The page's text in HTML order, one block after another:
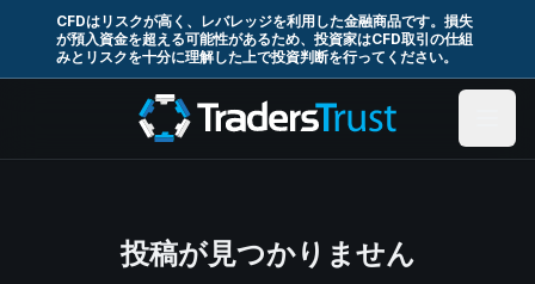
CFDはリスクが高く、レバレッジを利用した金融商品です。損失
が預入資金を超える可能性があるため、投資家はCFD取引の仕組
みとリスクを十分に理解した上で投資判断を行ってください。
投稿が見つかりません